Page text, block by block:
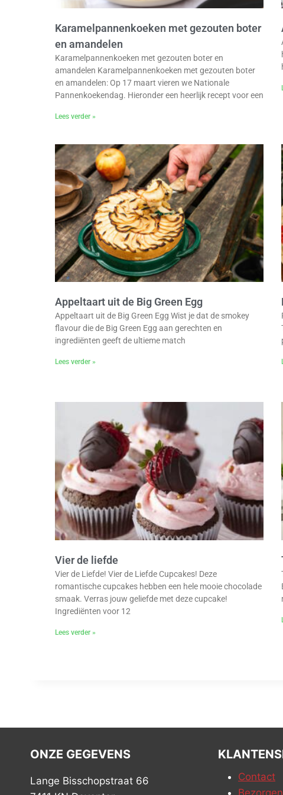
Karamelpannenkoeken met gezouten boter
en amandelen
Karamelpannenkoeken met gezouten boter en
amandelen Karamelpannenkoeken met gezouten boter
en amandelen: Op 17 maart vieren we Nationale
Pannenkoekendag. Hieronder een heerlijk recept voor een
Lees verder »
Appeltaart uit de Big Green Egg
Appeltaart uit de Big Green Egg Wist je dat de smokey
flavour die de Big Green Egg aan gerechten en
ingrediënten geeft de ultieme match
Lees verder »
Vier de liefde
Vier de Liefde! Vier de Liefde Cupcakes! Deze
romantische cupcakes hebben een hele mooie chocolade
smaak. Verras jouw geliefde met deze cupcake!
Ingrediënten voor 12
Lees verder »
ONZE GEGEVENS
Lange Bisschopstraat 66
Contact